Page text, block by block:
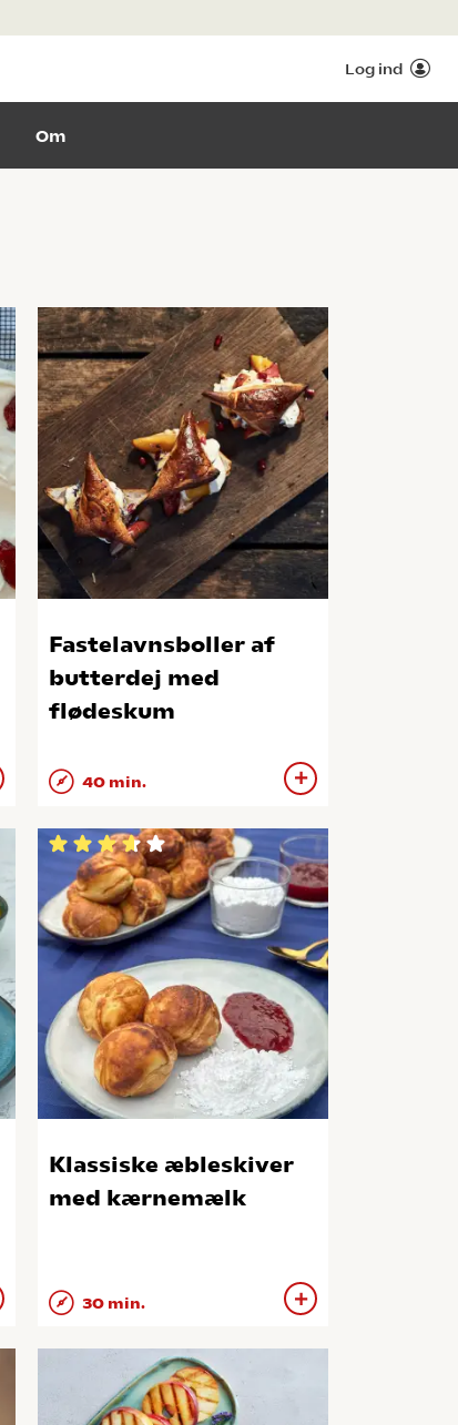
Log ind
Om
Fastelavnsboller af
butterdej med
flødeskum
40 min.
Klassiske æbleskiver
med kærnemælk
30 min.